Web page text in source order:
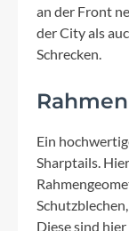
an der Front
der City als
Schrecken.
Rahmen
Ein
Sharptails.
Diese sind